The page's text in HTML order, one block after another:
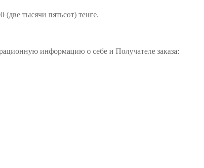
(две тысячи пятьсот) тенге.
информацию о себе и Получателе заказа: